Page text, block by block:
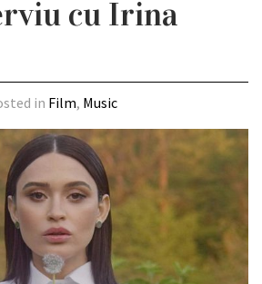
cu Irina
in Film, Music